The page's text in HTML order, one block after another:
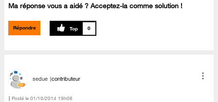
Ma réponse vous a aidé ? Acceptez-la comme solution !
Répondre 0
sedue contributeur
Posté le ‎01/10/2014 19h08